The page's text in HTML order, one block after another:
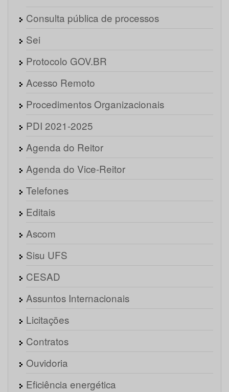
Consulta pública de processos
Sei
Protocolo GOV.BR
Acesso Remoto
Procedimentos Organizacionais
PDI 2021-2025
Agenda do Reitor
Agenda do Vice-Reitor
Telefones
Editais
Ascom
Sisu UFS
CESAD
Assuntos Internacionais
Licitações
Contratos
Ouvidoria
Eficiência energética